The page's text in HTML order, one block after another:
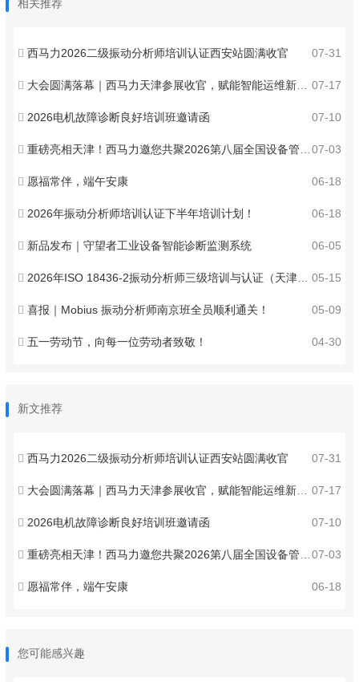
相关推荐
07-31
西马力2026二级振动分析师培训认证西安站圆满收官
07-17
大会圆满落幕｜西马力天津参展收官，赋能智能运维新发展
07-10
2026电机故障诊断良好培训班邀请函
07-03
重磅亮相天津！西马力邀您共聚2026第八届全国设备管理与技术创新成果交流大会 ！
06-18
愿福常伴，端午安康
06-18
2026年振动分析师培训认证下半年培训计划！
06-05
新品发布｜守望者工业设备智能诊断监测系统
05-15
2026年ISO 18436-2振动分析师三级培训与认证（天津）火热报名中！
05-09
喜报｜Mobius 振动分析师南京班全员顺利通关！
04-30
五一劳动节，向每一位劳动者致敬！
新文推荐
07-31
西马力2026二级振动分析师培训认证西安站圆满收官
07-17
大会圆满落幕｜西马力天津参展收官，赋能智能运维新发展
07-10
2026电机故障诊断良好培训班邀请函
07-03
重磅亮相天津！西马力邀您共聚2026第八届全国设备管理与技术创新成果交流大会 ！
06-18
愿福常伴，端午安康
您可能感兴趣